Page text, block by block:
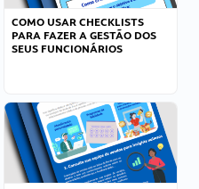
COMO USAR CHECKLISTS
PARA FAZER A GESTÃO DOS
SEUS FUNCIONÁRIOS